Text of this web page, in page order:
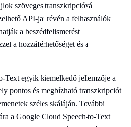
szöveges transzkripcióvá
API-jai révén a felhasználók
a beszédfelismerést
a hozzáférhetőséget és a
Text egyik kiemelkedő jellemzője a
pontos és megbízható transzkripciót
széles skáláján. További
a Google Cloud Speech-to-Text